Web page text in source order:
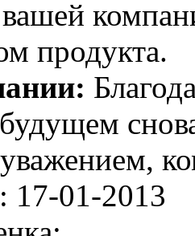
продукта.
17-01-2013